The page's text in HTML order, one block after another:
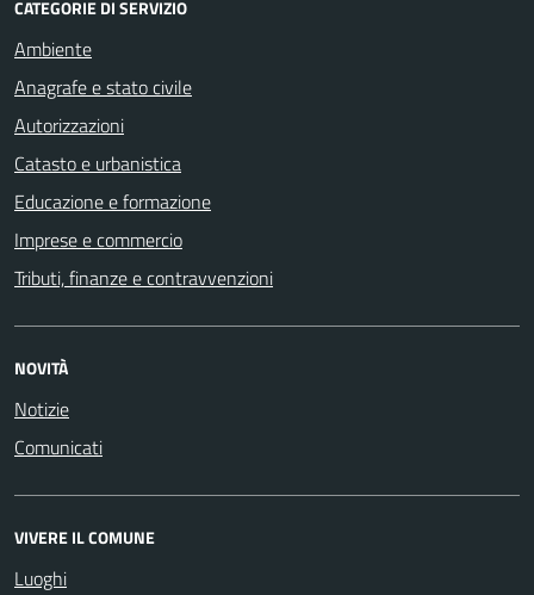
CATEGORIE DI SERVIZIO
Ambiente
Anagrafe e stato civile
Autorizzazioni
Catasto e urbanistica
Educazione e formazione
Imprese e commercio
Tributi, finanze e contravvenzioni
NOVITÀ
Notizie
Comunicati
VIVERE IL COMUNE
Luoghi